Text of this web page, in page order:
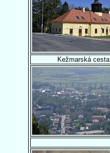
Kežmarská cesta